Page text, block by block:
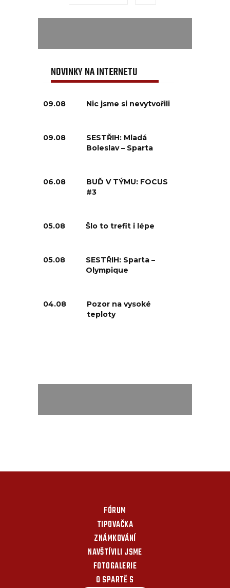
NOVINKY NA INTERNETU
09.08 Nic jsme si nevytvořili
09.08
SESTŘIH: Mladá
Boleslav – Sparta
06.08
BUĎ V TÝMU: FOCUS
#3
05.08 Šlo to trefit i lépe
05.08
SESTŘIH: Sparta –
Olympique
04.08
Pozor na vysoké
teploty
FÓRUM
TIPOVAČKA
ZNÁMKOVÁNÍ
NAVŠTÍVILI JSME
FOTOGALERIE
O SPARTĚ S